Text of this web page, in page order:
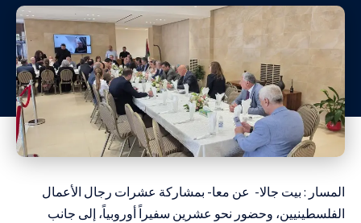
المسار : بيت جالا- عن معا- بمشاركة عشرات رجال الأعمال
الفلسطينيين، وحضور نحو عشرين سفيراً أوروبياً، إلى جانب